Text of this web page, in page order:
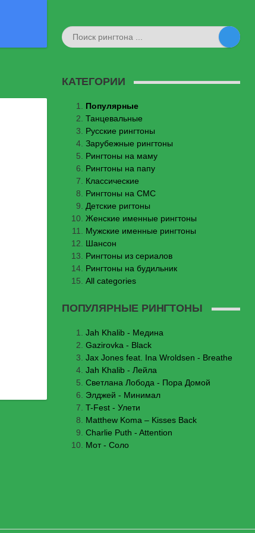
КАТЕГОРИИ
Популярные
Танцевальные
Русские рингтоны
Зарубежные рингтоны
Рингтоны на маму
Рингтоны на папу
Классические
Рингтоны на СМС
Детские ригтоны
Женские именные рингтоны
Мужские именные рингтоны
Шансон
Рингтоны из сериалов
Рингтоны на будильник
All categories
ПОПУЛЯРНЫЕ РИНГТОНЫ
Jаh Khаlib - Медина
Gazirovka - Black
Jax Jones feat. Ina Wroldsen - Breathe
Jah Khalib - Лейла
Светлана Лобода - Пора Домой
Элджей - Минимал
T-Fest - Улети
Matthew Koma – Kisses Back
Charlie Puth - Attention
Мот - Соло